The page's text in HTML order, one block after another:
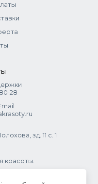
зд. 11 с. 1
красоты.